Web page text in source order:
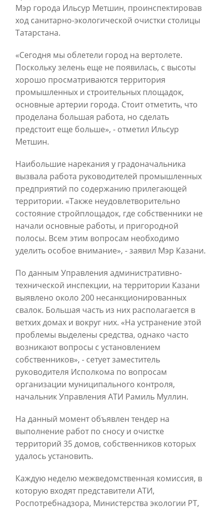
Мэр города Ильсур Метшин, проинспектировав
ход санитарно-экологической очистки столицы
Татарстана.
«Сегодня мы облетели город на вертолете.
Поскольку зелень еще не появилась, с высоты
хорошо просматриваются территория
промышленных и строительных площадок,
основные артерии города. Стоит отметить, что
проделана большая работа, но сделать
предстоит еще больше», - отметил Ильсур
Метшин.
Наибольшие нарекания у градоначальника
вызвала работа руководителей промышленных
предприятий по содержанию прилегающей
территории. «Также неудовлетворительно
состояние стройплощадок, где собственники не
начали основные работы, и пригородной
полосы. Всем этим вопросам необходимо
уделить особое внимание», - заявил Мэр Казани.
По данным Управления административно-
технической инспекции, на территории Казани
выявлено около 200 несанкционированных
свалок. Большая часть из них располагается в
ветхих домах и вокруг них. «На устранение этой
проблемы выделены средства, однако часто
возникают вопросы с установлением
собственников», - сетует заместитель
руководителя Исполкома по вопросам
организации муниципального контроля,
начальник Управления АТИ Рамиль Муллин.
На данный момент объявлен тендер на
выполнение работ по сносу и очистке
территорий 35 домов, собственников которых
удалось установить.
Каждую неделю межведомственная комиссия, в
которую входят представители АТИ,
Роспотребнадзора, Министерства экологии РТ,